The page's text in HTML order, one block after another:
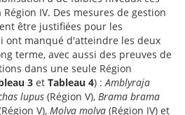
IV. Des mesures de gestion
être justifiées pour les
ont manqué d'atteindre les deux
terme, avec aussi des preuves de
dans une seule Région
3 et Tableau 4) : Amblyraja
lupus (Région V), Brama brama
V), Molva molva (Région IV) et